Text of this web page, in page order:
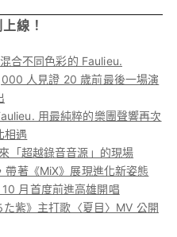
線！
合不同色彩的 Faulieu.
人見證 20 歲前最後一場演
用最純粹的樂團聲響再次
相遇
「超越錄音音源」的現場
著《MiX》展現進化新姿態
月首度前進高雄開唱
紫》主打歌〈夏目〉MV 公開